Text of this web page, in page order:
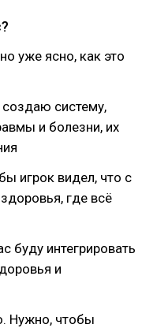
уже ясно, как это
систему,
и болезни, их
игрок видел, что с
где всё
буду интегрировать
и
Нужно, чтобы